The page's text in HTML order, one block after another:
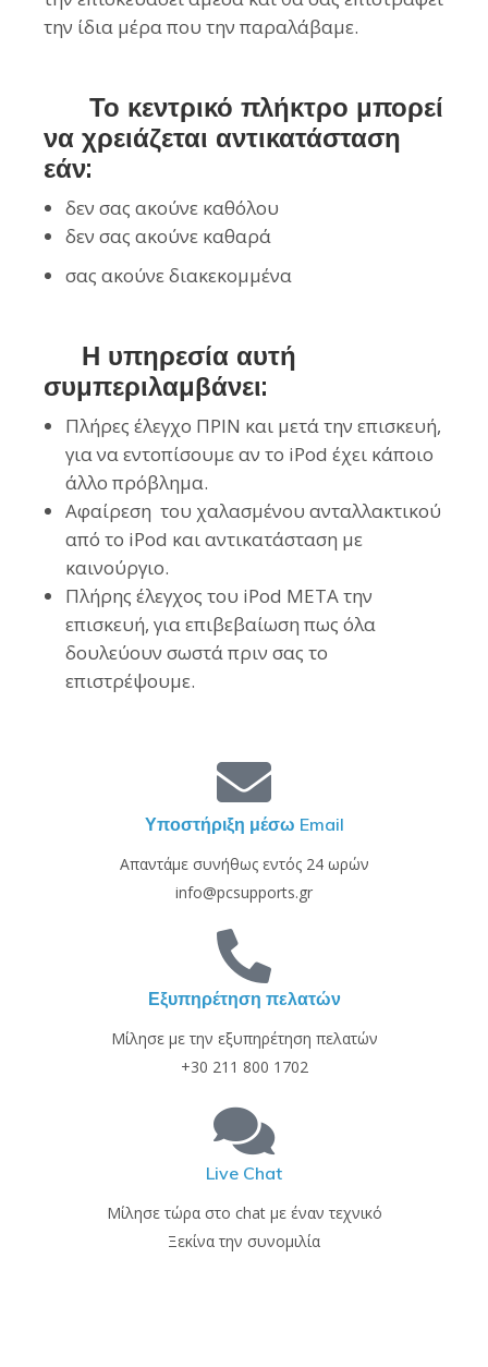
την ίδια μέρα που την παραλάβαμε.
Το κεντρικό πλήκτρο μπορεί
να χρειάζεται αντικατάσταση
εάν:
δεν σας ακούνε καθόλου
δεν σας ακούνε καθαρά
σας ακούνε διακεκομμένα
Η υπηρεσία αυτή
συμπεριλαμβάνει:
Πλήρες έλεγχο ΠΡΙΝ και μετά την επισκευή,
για να εντοπίσουμε αν το iPod έχει κάποιο
άλλο πρόβλημα.
Αφαίρεση του χαλασμένου ανταλλακτικού
από το iPod και αντικατάσταση με
καινούργιο.
Πλήρης έλεγχος του iPod ΜΕΤΑ την
επισκευή, για επιβεβαίωση πως όλα
δουλεύουν σωστά πριν σας το
επιστρέψουμε.
Υποστήριξη μέσω Email
Απαντάμε συνήθως εντός 24 ωρών
info@pcsupports.gr
Εξυπηρέτηση πελατών
Μίλησε με την εξυπηρέτηση πελατών
+30 211 800 1702
Live Chat
Μίλησε τώρα στο chat με έναν τεχνικό
Ξεκίνα την συνομιλία